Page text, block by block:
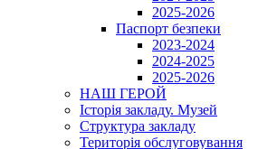
2025-2026
Паспорт безпеки
2023-2024
2024-2025
2025-2026
НАШ ГЕРОЙ
Історія закладу. Музей
Структура закладу
Територія обслуговування